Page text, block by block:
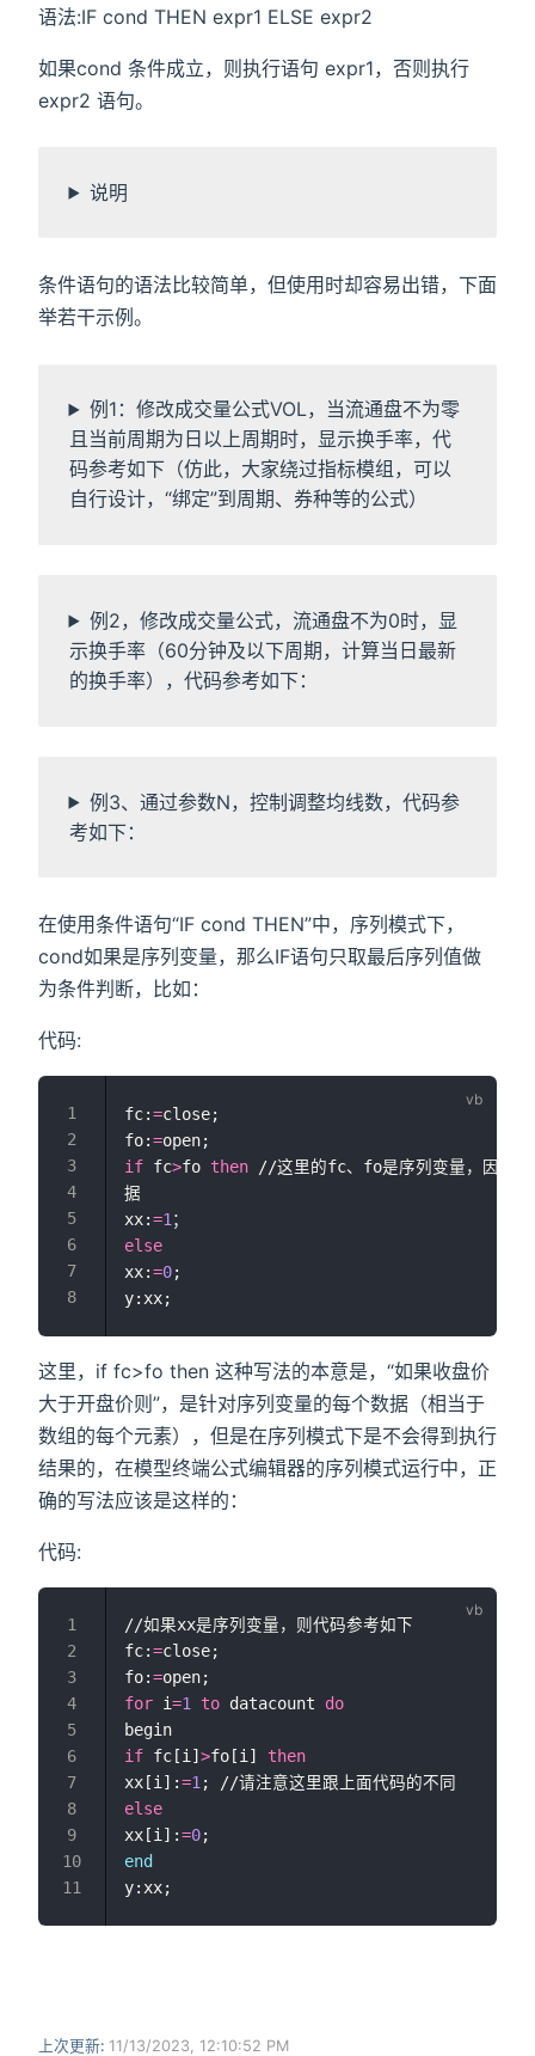
语法:IF cond THEN expr1 ELSE expr2
如果cond 条件成立，则执行语句 expr1，否则执行
expr2 语句。
说明
条件语句的语法比较简单，但使用时却容易出错，下面
举若干示例。
例1：修改成交量公式VOL，当流通盘不为零
且当前周期为日以上周期时，显示换手率，代
码参考如下（仿此，大家绕过指标模组，可以
自行设计，“绑定”到周期、券种等的公式）
例2，修改成交量公式，流通盘不为0时，显
示换手率（60分钟及以下周期，计算当日最新
的换手率），代码参考如下：
例3、通过参数N，控制调整均线数，代码参
考如下：
在使用条件语句“IF cond THEN”中，序列模式下，
cond如果是序列变量，那么IF语句只取最后序列值做
为条件判断，比如：
代码:
fc:=close;
fo:=open;
if fc>fo then //这里的fc、fo是序列变量，因此只
据
xx:=1 ；
else
xx:=0;
y:xx;
这里，if fc>fo then 这种写法的本意是，“如果收盘价
大于开盘价则”，是针对序列变量的每个数据（相当于
数组的每个元素），但是在序列模式下是不会得到执行
结果的，在模型终端公式编辑器的序列模式运行中，正
确的写法应该是这样的：
代码:
//如果xx是序列变量，则代码参考如下
fc:=close;
fo:=open;
for i=1 to datacount do
begin
if fc[i] >fo[i] then
xx[i]:=1; //请注意这里跟上面代码的不同
else
xx[i]:=0;
end
y:xx;
上次更新: 11/13/2023, 12:10:52 PM